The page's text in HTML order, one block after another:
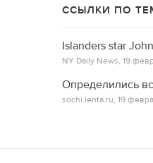
ССЫЛКИ ПО
Islanders star
NY Daily News, 19
Определились
sochi.lenta.ru, 19